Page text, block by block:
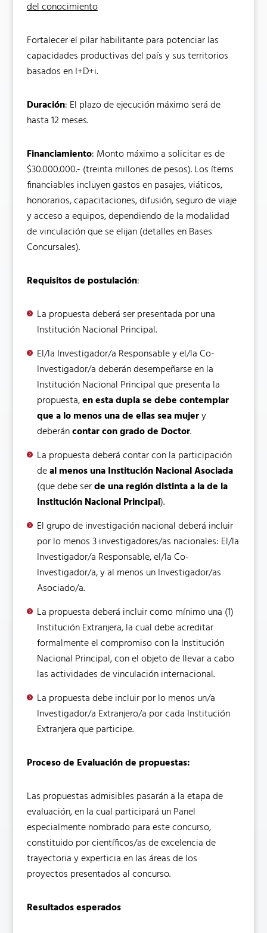
del conocimiento
Fortalecer el pilar habilitante para potenciar las
capacidades productivas del país y sus territorios
basados en I+D+i.
Duración: El plazo de ejecución máximo será de
hasta 12 meses.
Financiamiento: Monto máximo a solicitar es de
$30.000.000.- (treinta millones de pesos). Los ítems
financiables incluyen gastos en pasajes, viáticos,
honorarios, capacitaciones, difusión, seguro de viaje
y acceso a equipos, dependiendo de la modalidad
de vinculación que se elijan (detalles en Bases
Concursales).
Requisitos de postulación:
La propuesta deberá ser presentada por una
Institución Nacional Principal.
El/la Investigador/a Responsable y el/la Co-
Investigador/a deberán desempeñarse en la
Institución Nacional Principal que presenta la
propuesta,en esta dupla se debe contemplar
que a lo menos una de ellas sea mujery
deberáncontar con grado de Doctor.
La propuesta deberá contar con la participación
deal menos una Institución Nacional Asociada
(que debe serde una región distinta a la de la
Institución Nacional Principal).
El grupo de investigación nacional deberá incluir
por lo menos 3 investigadores/as nacionales: El/la
Investigador/a Responsable, el/la Co-
Investigador/a, y al menos un Investigador/as
Asociado/a.
La propuesta deberá incluir como mínimo una (1)
Institución Extranjera, la cual debe acreditar
formalmente el compromiso con la Institución
Nacional Principal, con el objeto de llevar a cabo
las actividades de vinculación internacional.
La propuesta debe incluir por lo menos un/a
Investigador/a Extranjero/a por cada Institución
Extranjera que participe.
Proceso de Evaluación de propuestas:
Las propuestas admisibles pasarán a la etapa de
evaluación, en la cual participará un Panel
especialmente nombrado para este concurso,
constituido por científicos/as de excelencia de
trayectoria y experticia en las áreas de los
proyectos presentados al concurso.
Resultados esperados